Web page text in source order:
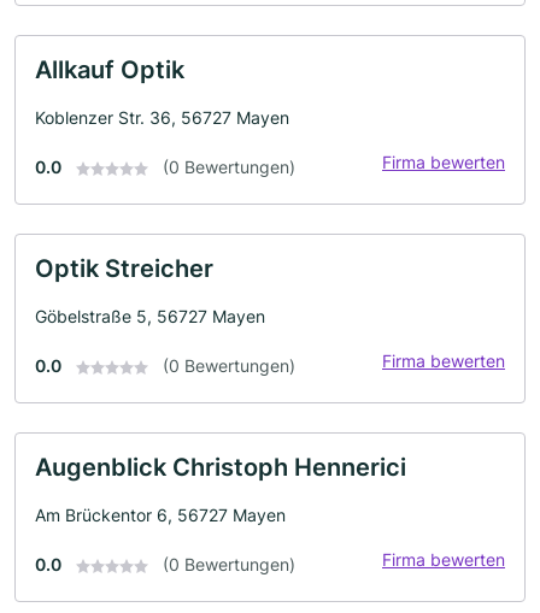
Allkauf Optik
Koblenzer Str. 36, 56727 Mayen
0.0 (0 Bewertungen) Firma bewerten
Optik Streicher
Göbelstraße 5, 56727 Mayen
0.0 (0 Bewertungen) Firma bewerten
Augenblick Christoph Hennerici
Am Brückentor 6, 56727 Mayen
0.0 (0 Bewertungen) Firma bewerten